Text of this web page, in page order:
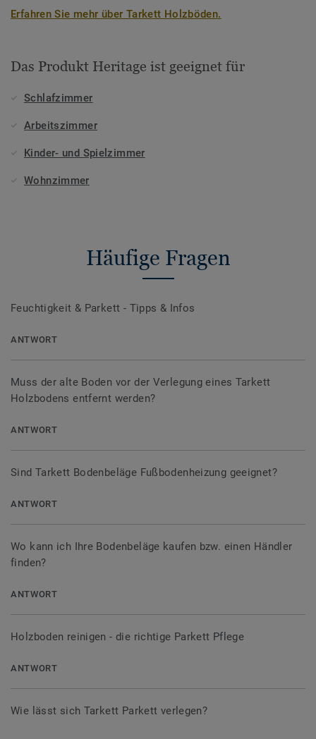
Erfahren Sie mehr über Tarkett Holzböden.
Das Produkt Heritage ist geeignet für
Schlafzimmer
Arbeitszimmer
Kinder- und Spielzimmer
Wohnzimmer
Häufige Fragen
Feuchtigkeit & Parkett - Tipps & Infos
ANTWORT
Muss der alte Boden vor der Verlegung eines Tarkett
Holzbodens entfernt werden?
ANTWORT
Sind Tarkett Bodenbeläge Fußbodenheizung geeignet?
ANTWORT
Wo kann ich Ihre Bodenbeläge kaufen bzw. einen Händler
finden?
ANTWORT
Holzboden reinigen - die richtige Parkett Pflege
ANTWORT
Wie lässt sich Tarkett Parkett verlegen?